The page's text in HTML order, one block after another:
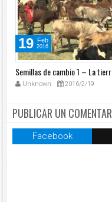
19 Feb
2016
Semillas de cambio 1 – La
Unknown 2016/2/19
PUBLICAR UN
Facebook